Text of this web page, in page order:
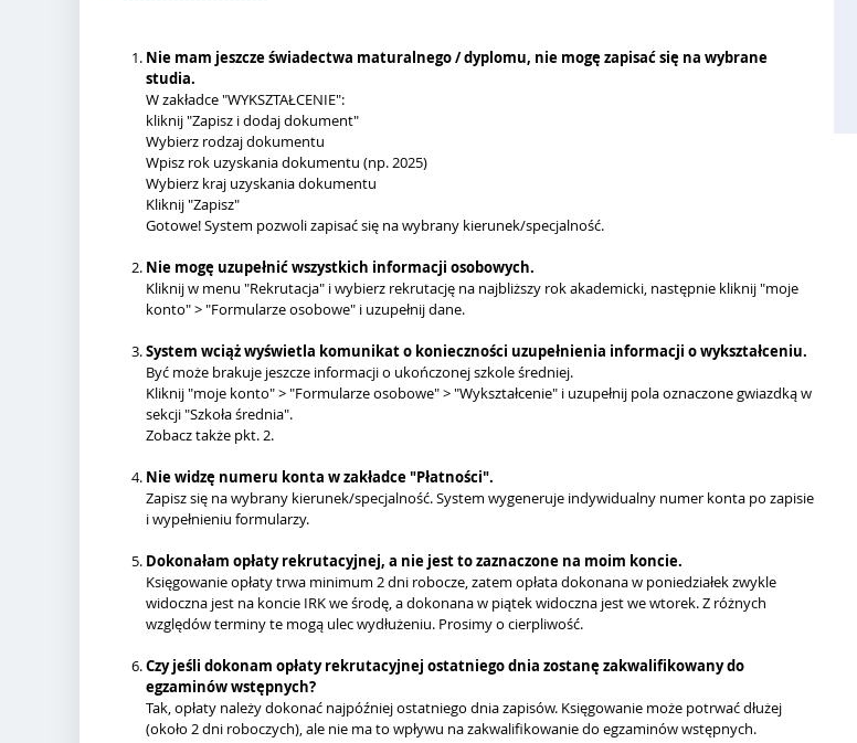
Nie mam jeszcze świadectwa maturalnego / dyplomu, nie mogę zapisać się na wybrane
studia.
W zakładce "WYKSZTAŁCENIE":
kliknij "Zapisz i dodaj dokument"
Wybierz rodzaj dokumentu
Wpisz rok uzyskania dokumentu (np. 2025)
Wybierz kraj uzyskania dokumentu
Kliknij "Zapisz"
Gotowe! System pozwoli zapisać się na wybrany kierunek/specjalność.
Nie mogę uzupełnić wszystkich informacji osobowych.
Kliknij w menu "Rekrutacja" i wybierz rekrutację na najbliższy rok akademicki, następnie kliknij "moje
konto" > "Formularze osobowe" i uzupełnij dane.
System wciąż wyświetla komunikat o konieczności uzupełnienia informacji o wykształceniu.
Być może brakuje jeszcze informacji o ukończonej szkole średniej.
Kliknij "moje konto" > "Formularze osobowe" > "Wykształcenie" i uzupełnij pola oznaczone gwiazdką w
sekcji "Szkoła średnia".
Zobacz także pkt. 2.
Nie widzę numeru konta w zakładce "Płatności".
Zapisz się na wybrany kierunek/specjalność. System wygeneruje indywidualny numer konta po zapisie
i wypełnieniu formularzy.
Dokonałam opłaty rekrutacyjnej, a nie jest to zaznaczone na moim koncie.
Księgowanie opłaty trwa minimum 2 dni robocze, zatem opłata dokonana w poniedziałek zwykle
widoczna jest na koncie IRK we środę, a dokonana w piątek widoczna jest we wtorek. Z różnych
względów terminy te mogą ulec wydłużeniu. Prosimy o cierpliwość.
Czy jeśli dokonam opłaty rekrutacyjnej ostatniego dnia zostanę zakwalifikowany do
egzaminów wstępnych?
Tak, opłaty należy dokonać najpóźniej ostatniego dnia zapisów. Księgowanie może potrwać dłużej
(około 2 dni roboczych), ale nie ma to wpływu na zakwalifikowanie do egzaminów wstępnych.